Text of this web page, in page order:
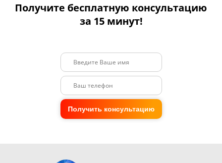
Получите бесплатную консультацию
за 15 минут!
Получить консультацию